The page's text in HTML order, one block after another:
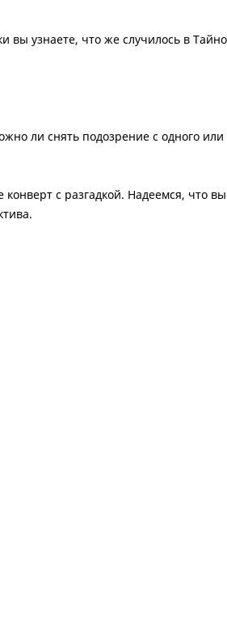
вы узнаете, что же случилось в
ли снять подозрение с одного или
с разгадкой. Надеемся, что вы